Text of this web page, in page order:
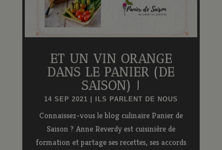
ET UN VIN ORANGE
DANS LE PANIER (DE
SAISON) !
14 SEP 2021 ILS PARLENT DE NOUS
Connaissez-vous le blog culinaire Panier de
Saison ? Anne Reverdy est cuisinière de
formation et partage ses recettes, ses accords